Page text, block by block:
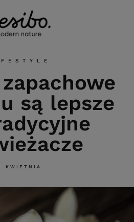
są lepsze
KWIETNIA